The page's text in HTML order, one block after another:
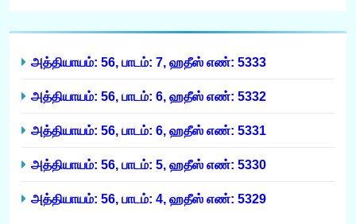
அத்தியாயம்: 56, பாடம்: 7, ஹதீஸ் எண்: 5333
அத்தியாயம்: 56, பாடம்: 6, ஹதீஸ் எண்: 5332
அத்தியாயம்: 56, பாடம்: 6, ஹதீஸ் எண்: 5331
அத்தியாயம்: 56, பாடம்: 5, ஹதீஸ் எண்: 5330
அத்தியாயம்: 56, பாடம்: 4, ஹதீஸ் எண்: 5329